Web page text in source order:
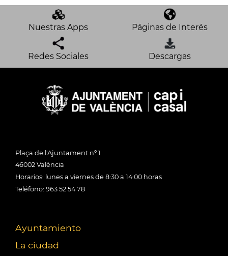
Nuestras Apps Páginas de Interés
Redes Sociales Descargas
Plaça de l'Ajuntament nº 1
46002 València
Horarios: lunes a viernes de 8:30 a 14:00 horas
Teléfono: 963 52 54 78
Ayuntamiento
La ciudad